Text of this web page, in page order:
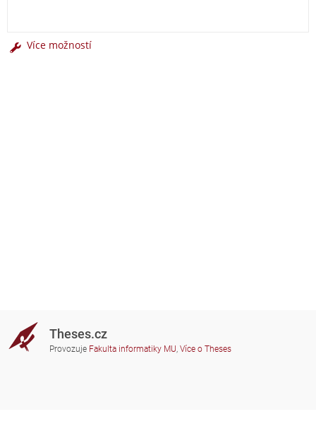
Více možností
Theses.cz
Provozuje Fakulta informatiky MU, Více o Theses